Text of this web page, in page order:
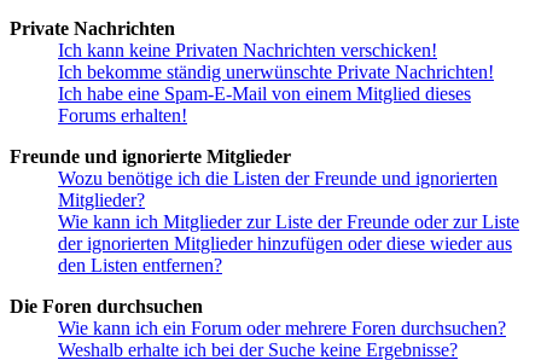
Private Nachrichten
Ich kann keine Privaten Nachrichten verschicken!
Ich bekomme ständig unerwünschte Private Nachrichten!
Ich habe eine Spam-E-Mail von einem Mitglied dieses
Forums erhalten!
Freunde und ignorierte Mitglieder
Wozu benötige ich die Listen der Freunde und ignorierten
Mitglieder?
Wie kann ich Mitglieder zur Liste der Freunde oder zur Liste
der ignorierten Mitglieder hinzufügen oder diese wieder aus
den Listen entfernen?
Die Foren durchsuchen
Wie kann ich ein Forum oder mehrere Foren durchsuchen?
Weshalb erhalte ich bei der Suche keine Ergebnisse?